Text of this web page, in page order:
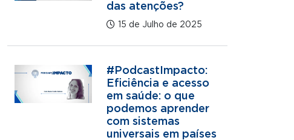
das atenções?
15 de Julho de 2025
#PodcastImpacto:
Eficiência e acesso
em saúde: o que
podemos aprender
com sistemas
universais em países